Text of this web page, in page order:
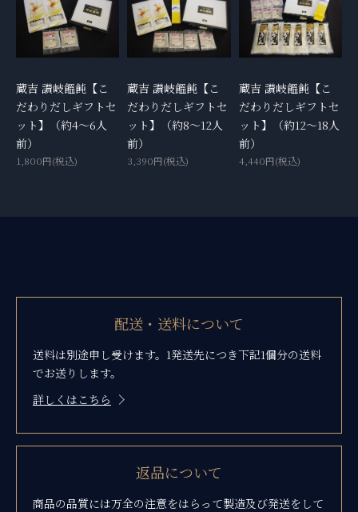
蔵吉 讃岐饂飩【こ
だわりだしギフトセ
ット】（約4～6人
前）
1,800円(税込)
蔵吉 讃岐饂飩【こ
だわりだしギフトセ
ット】（約8～12人
前）
3,390円(税込)
蔵吉 讃岐饂飩【こ
だわりだしギフトセ
ット】（約12～18人
前）
4,440円(税込)
配送・送料について
送料は別途申し受けます。1発送先につき下記1個分の送料
でお送りします。
詳しくはこちら
返品について
商品の品質には万全の注意をはらって製造及び発送をして